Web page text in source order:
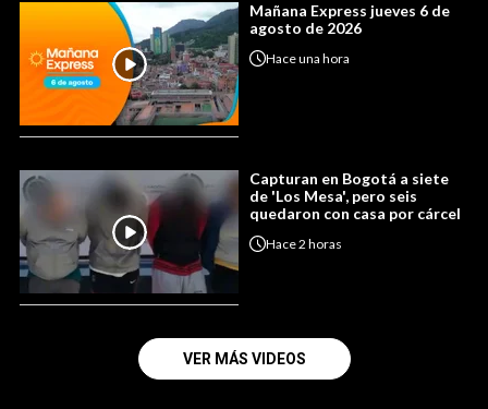
Mañana Express jueves 6 de
agosto de 2026
Haceuna hora
Capturan en Bogotá a siete
de 'Los Mesa', pero seis
quedaron con casa por cárcel
Hace2 horas
VER MÁS VIDEOS